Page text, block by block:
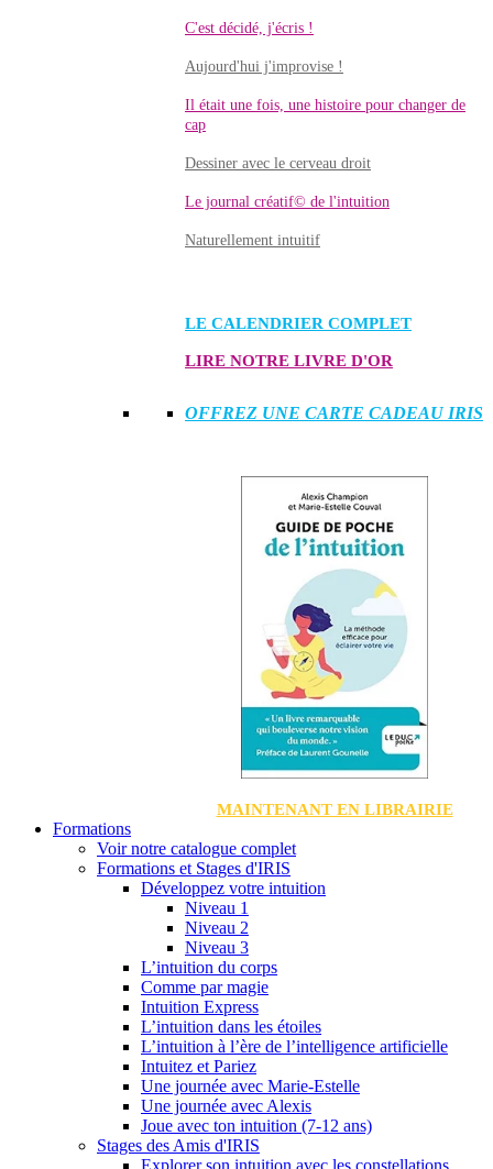
C'est décidé, j'écris !
Aujourd'hui j'improvise !
Il était une fois, une histoire pour changer de
cap
Dessiner avec le cerveau droit
Le journal créatif© de l'intuition
Naturellement intuitif
LE CALENDRIER COMPLET
LIRE NOTRE LIVRE D'OR
OFFREZ UNE CARTE CADEAU IRIS
MAINTENANT EN LIBRAIRIE
Formations
Voir notre catalogue complet
Formations et Stages d'IRIS
Développez votre intuition
Niveau 1
Niveau 2
Niveau 3
L’intuition du corps
Comme par magie
Intuition Express
L’intuition dans les étoiles
L’intuition à l’ère de l’intelligence artificielle
Intuitez et Pariez
Une journée avec Marie-Estelle
Une journée avec Alexis
Joue avec ton intuition (7-12 ans)
Stages des Amis d'IRIS
Explorer son intuition avec les constellations